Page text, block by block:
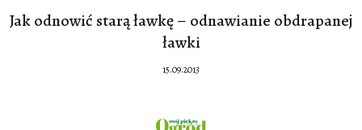
Jak odnowić starą ławkę – odnawianie obdrapanej
ławki
15.09.2013